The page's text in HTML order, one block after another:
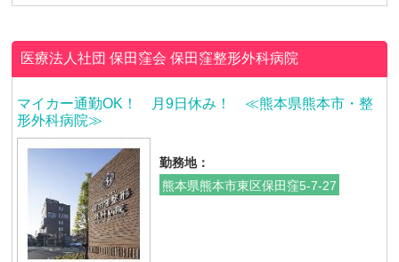
医療法人社団 保田窪会保田窪整形外科病院
マイカー通勤OK！ 月9日休み！ ≪熊本県熊本市・整
形外科病院≫
勤務地：
熊本県熊本市東区保田窪5-7-27